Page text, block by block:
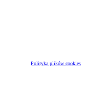
Polityka plików cookies